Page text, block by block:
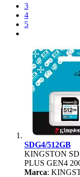
3
4
5
SDG4/512GB
KINGSTON
PLUS GEN4
Marca: